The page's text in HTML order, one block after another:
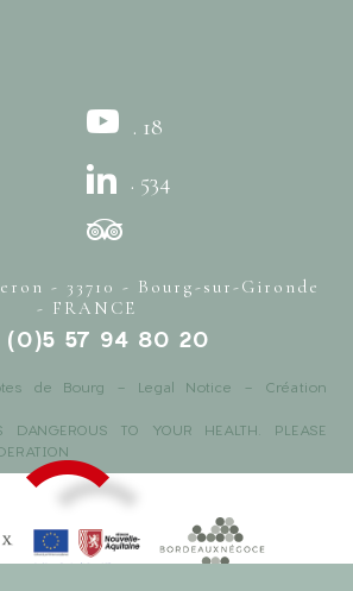
. 18
. 534
- 33710 - Bourg-sur-Gironde
- FRANCE
(0)5 57 94 80 20
de Bourg - Legal Notice - Création
DANGEROUS TO YOUR HEALTH. PLEASE